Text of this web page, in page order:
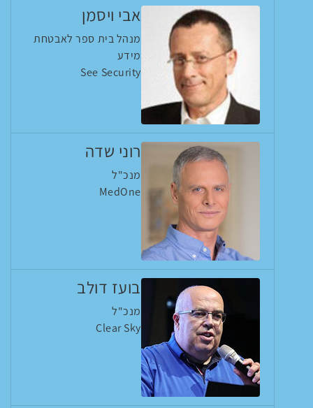
אבי ויסמן
מנהל בית ספר לאבטחת
מידע
See Security
רוני שדה
מנכ"ל
MedOne
בועז דולב
מנכ"ל
Clear Sky